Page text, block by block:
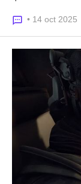
• 14 oct 2025